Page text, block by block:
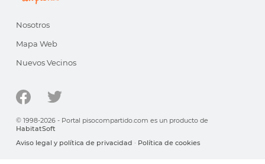
Nosotros
Mapa Web
Nuevos Vecinos
© 1998-2026 - Portal pisocompartido.com es un producto de
HabitatSoft
Aviso legal y política de privacidad · Política de cookies